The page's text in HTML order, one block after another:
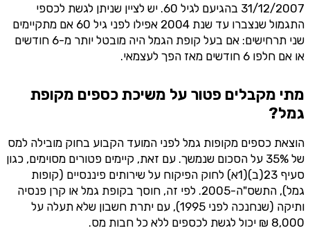
31/12/2007 בהגיעם לגיל 60. יש לציין שניתן לגשת לכספי
התגמול שנצברו עד שנת 2004 אפילו לפני גיל 60 אם מתקיימים
שני תרחישים: אם בעל קופת הגמל היה מובטל יותר מ-6 חודשים
או אם חלפו 6 חודשים מאז הפך לעצמאי.
מתי מקבלים פטור על משיכת כספים מקופת
גמל?
הוצאת כספים מקופות גמל לפני המועד הקבוע בחוק מובילה למס
של 35% על הסכום שנמשך. עם זאת, קיימים פטורים מסוימים, כגון
סעיף 23(ב)(1א) לחוק הפיקוח על שירותים פיננסיים (קופות
גמל), התשס"ה-2005. לפי זה, חוסך בקופת גמל או קרן פנסיה
ותיקה (שנחנכה לפני 1995), עם יתרת חשבון שלא תעלה על
8,000 ₪ יכול לגשת לכספים ללא כל חבות מס.